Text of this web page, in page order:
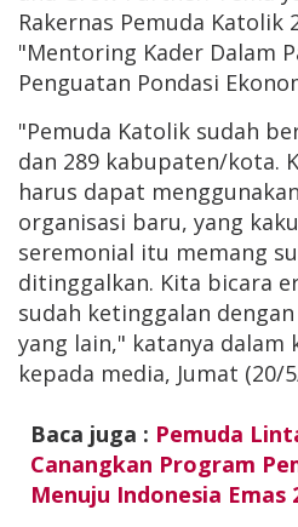
Rakernas Pemuda Katolik
"Mentoring Kader Dalam
Penguatan Pondasi
"Pemuda Katolik sudah
dan 289 kabupaten/kota.
harus dapat
organisasi baru, yang
seremonial itu memang
ditinggalkan. Kita bicara
sudah ketinggalan
yang lain," katanya dalam
kepada media, Jumat (20/
Baca juga : Pemuda
Canangkan Program
Menuju Indonesia Emas